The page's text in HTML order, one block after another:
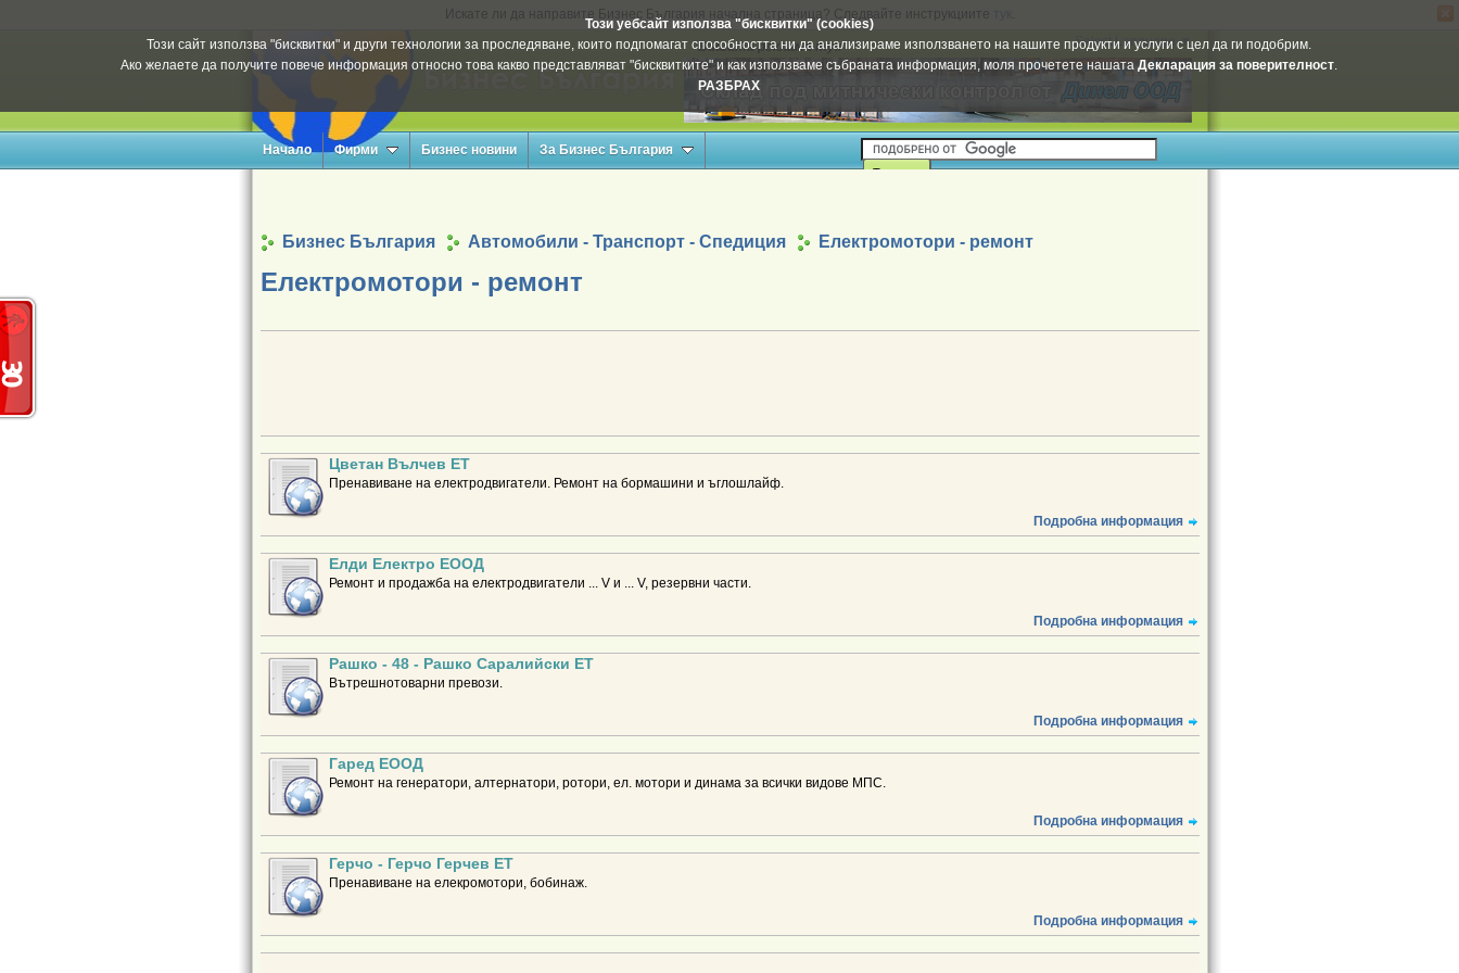
Искате ли да направите Бизнес България начална страница? Следвайте инструкциите
Този уебсайт използва "бисквитки" (cookies)
Този сайт използва "бисквитки" и други технологии за проследяване, които подпомагат способността ни да анализираме използването на нашите продукти и услуги с цел да ги подобрим.
Ако желаете да получите повече информация относно това какво представляват "бисквитките" и как използваме събраната информация, моля прочетете нашатаДекларация за поверителност.
РАЗБРАХ
Select Language ▼
Вашата реклама тук
Начало Фирми Бизнес новини За Бизнес България
Бизнес България Автомобили - Транспорт - Спедиция Електромотори - ремонт
Електромотори - ремонт
Цветан Вълчев ЕТ
Пренавиване на електродвигатели. Ремонт на бормашини и ъглошлайф.
Подробна информация
Елди Електро ЕООД
Ремонт и продажба на електродвигатели ... V и ... V, резервни части.
Подробна информация
Рашко - 48 - Рашко Саралийски ЕТ
Вътрешнотоварни превози.
Подробна информация
Гаред ЕООД
Ремонт на генератори, алтернатори, ротори, ел. мотори и динама за всички видове МПС.
Подробна информация
Герчо - Герчо Герчев ЕТ
Пренавиване на елекромотори, бобинаж.
Подробна информация